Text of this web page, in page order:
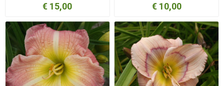
€ 15,00 € 10,00